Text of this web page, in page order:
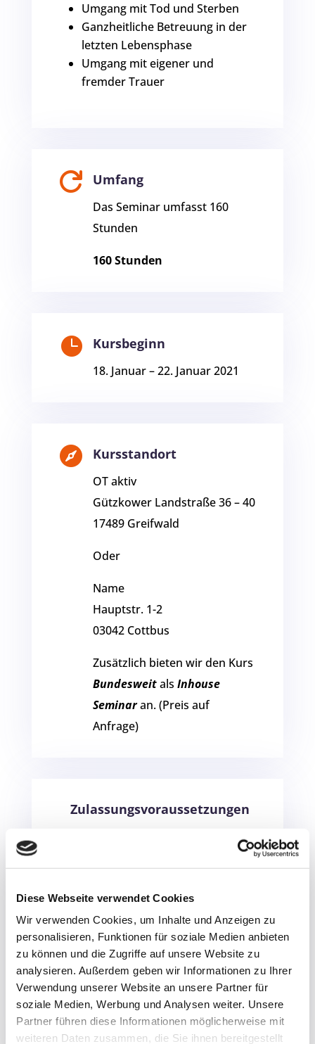
Diese Webseite verwendet Cookies
Wir verwenden Cookies, um Inhalte und Anzeigen zu
personalisieren, Funktionen für soziale Medien anbieten
zu können und die Zugriffe auf unsere Website zu
analysieren. Außerdem geben wir Informationen zu Ihrer
Verwendung unserer Website an unsere Partner für
soziale Medien, Werbung und Analysen weiter. Unsere
Partner führen diese Informationen möglicherweise mit
weiteren Daten zusammen, die Sie ihnen bereitgestellt
Umgang mit Tod und Sterben
Ganzheitliche Betreuung in der
letzten Lebensphase
Umgang mit eigener und
fremder Trauer
 Umfang
Das Seminar umfasst 160
Stunden
160 Stunden
 Kursbeginn
18. Januar – 22. Januar 2021
 Kursstandort
OT aktiv
Gützkower Landstraße 36 – 40
17489 Greifwald
Oder
Name
Hauptstr. 1-2
03042 Cottbus
Zusätzlich bieten wir den Kurs
Bundesweitals Inhouse
Seminaran. (Preis auf
Anfrage)
Zulassungsvoraussetzungen
staatlichen Examen in
Gesundheits- und Krankenpflege
bzw. eine dreijährige Ausbildung
mit einem staatlichen Examen in
Altenpflege. Empfohlen ist eine
mindestens zweijährige
Berufserfahrung.